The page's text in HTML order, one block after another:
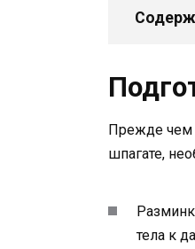
Прежде чем
шпагате,
тела к